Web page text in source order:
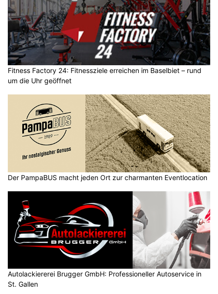
Fitness Factory 24: Fitnessziele erreichen im Baselbiet – rund
um die Uhr geöffnet
Der PampaBUS macht jeden Ort zur charmanten Eventlocation
Autolackiererei Brugger GmbH: Professioneller Autoservice in
St. Gallen